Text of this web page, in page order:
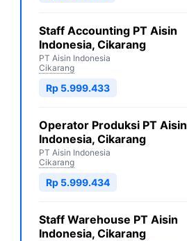
Staff Accounting PT Aisin
Indonesia, Cikarang
PT Aisin Indonesia
Cikarang
Rp 5.999.433
Operator Produksi PT Aisin
Indonesia, Cikarang
PT Aisin Indonesia
Cikarang
Rp 5.999.434
Staff Warehouse PT Aisin
Indonesia, Cikarang